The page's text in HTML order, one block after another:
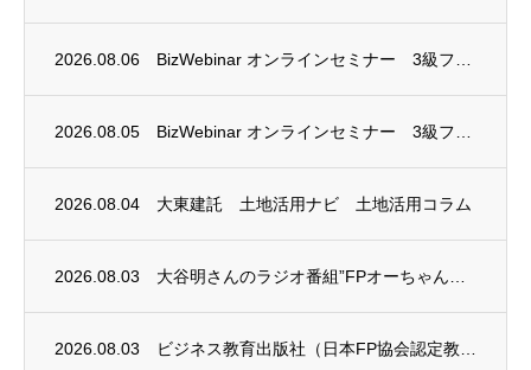
2026.08.06 BizWebinar オンラインセミナー 3級ファイナンシャル・プランニング技能士試験...
2026.08.05 BizWebinar オンラインセミナー 3級ファイナンシャル・プランニング技能士試験...
2026.08.04 大東建託 土地活用ナビ 土地活用コラム
2026.08.03 大谷明さんのラジオ番組”FPオーちゃんの「マネーのとびら」”に、安田まゆみさんが出演し...
2026.08.03 ビジネス教育出版社（日本FP協会認定教育機関）継続セミナー終了のお知らせ